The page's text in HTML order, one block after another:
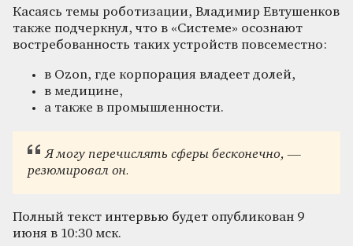
Касаясь темы роботизации, Владимир Евтушенков
также подчеркнул, что в «Системе» осознают
востребованность таких устройств повсеместно:
в Ozon, где корпорация владеет долей,
в медицине,
а также в промышленности.
Я могу перечислять сферы бесконечно, —
резюмировал он.
Полный текст интервью будет опубликован 9
июня в 10:30 мск.